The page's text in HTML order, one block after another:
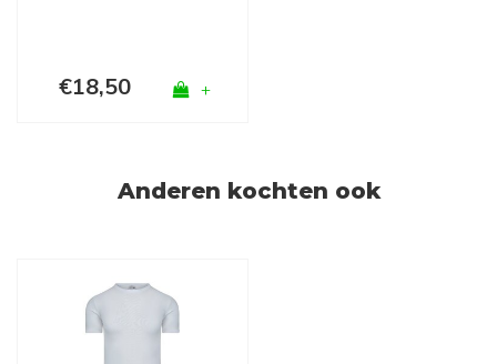
€18,50 +
Anderen kochten ook